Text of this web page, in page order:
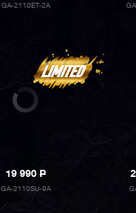
GA-2110ET-2A
19 990P
GA-2110SU-9A